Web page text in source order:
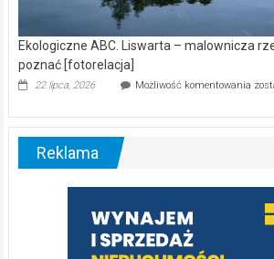
Ekologiczne ABC. Liswarta – malownicza
poznać [fotorelacja]
22 lipca, 2026 Możliwość komentowania
–
Reklama